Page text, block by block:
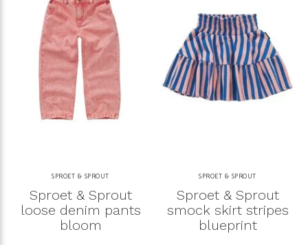
SPROET & SPROUT
Sproet & Sprout
loose denim pants
bloom
SPROET & SPROUT
Sproet & Sprout
smock skirt stripes
blueprint